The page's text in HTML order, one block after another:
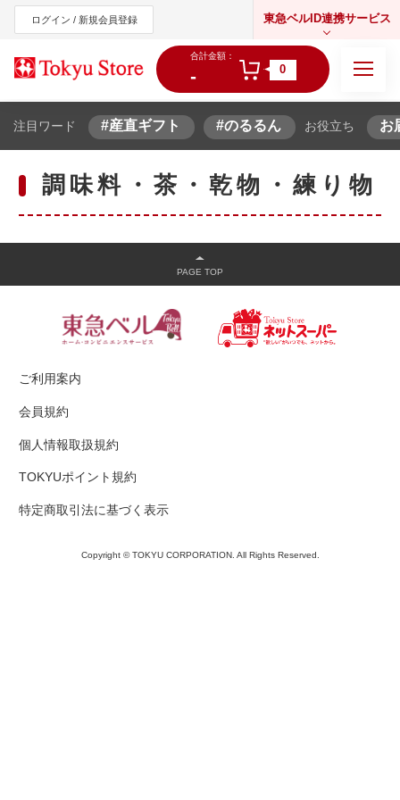
ログイン / 新規会員登録 東急ベルID連携サービス
東急オンラインショップ
合計金額：
- 0
注目ワード #産直ギフト #のるるん お役立ち お
調味料・茶・乾物・練り物
ご利用案内
会員規約
個人情報取扱規約
TOKYUポイント規約
特定商取引法に基づく表示
Copyright © TOKYU CORPORATION. All Rights Reserved.